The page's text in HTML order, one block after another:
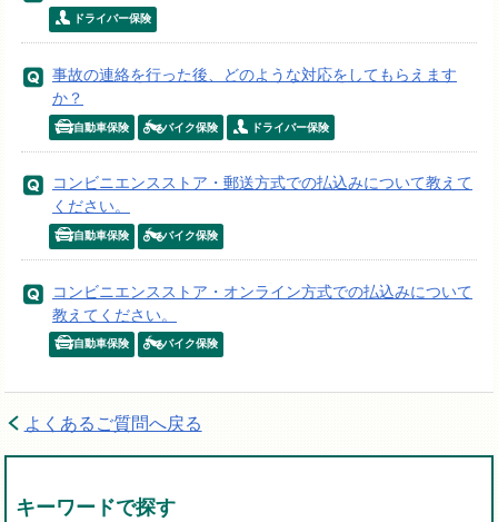
ドライバー保険
事故の連絡を行った後、どのような対応をしてもらえます
か？
自動車保険 バイク保険 ドライバー保険
コンビニエンスストア・郵送方式での払込みについて教えて
ください。
自動車保険 バイク保険
コンビニエンスストア・オンライン方式での払込みについて
教えてください。
自動車保険 バイク保険
よくあるご質問へ戻る
キーワードで探す